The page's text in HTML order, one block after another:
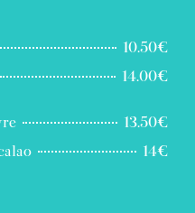
10.50€
14.00€
13.50€
14€